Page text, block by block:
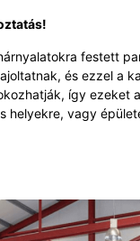
festett
és ezzel a
így ezeket
helyekre, vagy